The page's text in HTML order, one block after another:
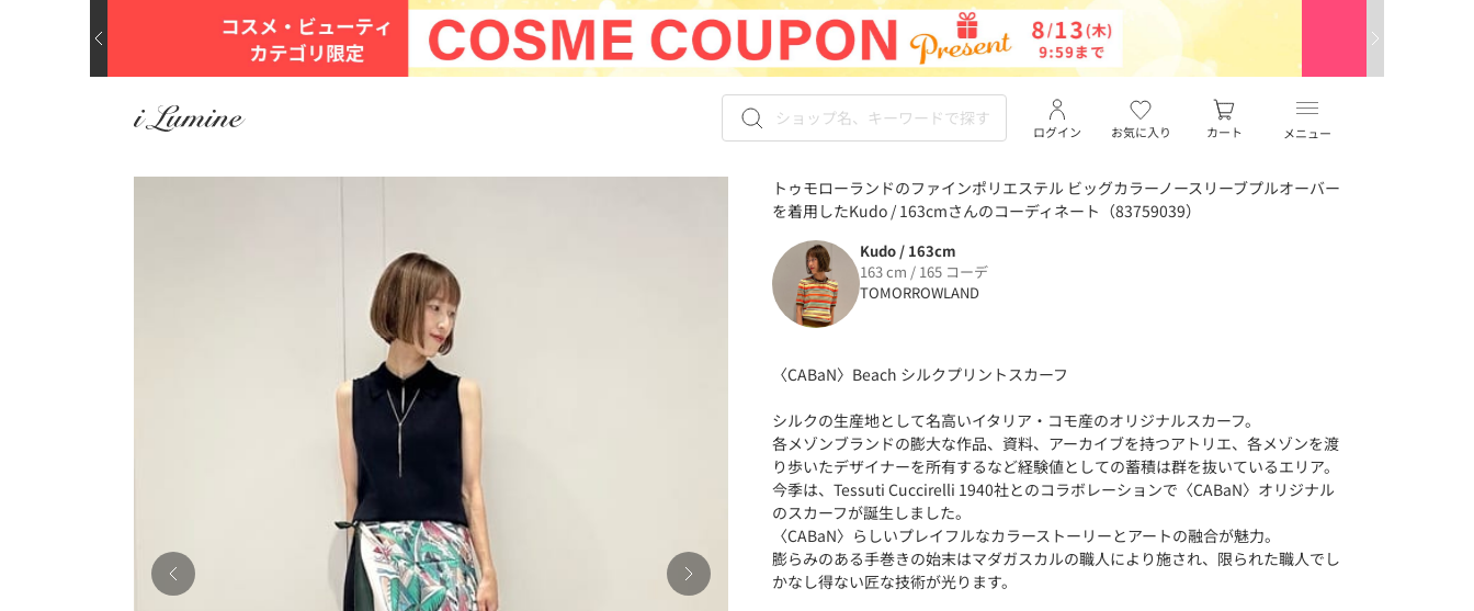
メニュー
お気に入り
ログイン カート
トゥモローランドのファインポリエステル ビッグカラーノースリーブプルオーバー
を着用したKudo / 163cmさんのコーディネート（83759039）
Kudo / 163cm
163 cm / 165 コーデ
TOMORROWLAND
〈CABaN〉Beach シルクプリントスカーフ
シルクの生産地として名高いイタリア・コモ産のオリジナルスカーフ。
各メゾンブランドの膨大な作品、資料、アーカイブを持つアトリエ、各メゾンを渡
り歩いたデザイナーを所有するなど経験値としての蓄積は群を抜いているエリア。
今季は、Tessuti Cuccirelli 1940社とのコラボレーションで〈CABaN〉オリジナル
のスカーフが誕生しました。
〈CABaN〉らしいプレイフルなカラーストーリーとアートの融合が魅力。
膨らみのある手巻きの始末はマダガスカルの職人により施され、限られた職人でし
かなし得ない匠な技術が光ります。